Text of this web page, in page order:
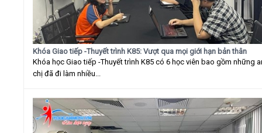
Khóa Giao tiếp -Thuyết trình K85: Vượt qua mọi giới hạn bản thân
Khóa học Giao tiếp -Thuyết trình K85 có 6 học viên bao gồm những
chị đã đi làm nhiều...